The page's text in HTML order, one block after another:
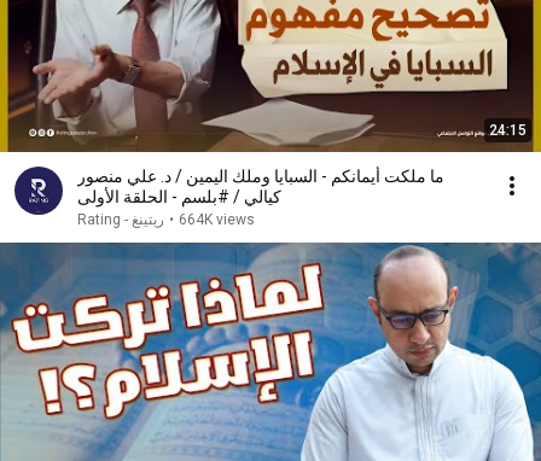
24:15
ما ملكت أيمانكم - السبايا وملك اليمين / د. علي منصور
كيالي / #بلسم - الحلقة الأولى
ريتينغ - Rating • 664K views